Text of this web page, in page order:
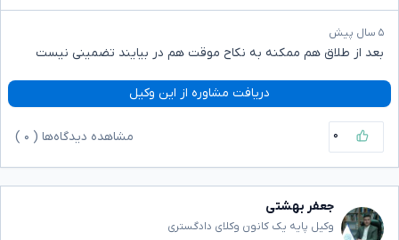
۵ سال پیش
بعد از طلاق هم ممکنه به نکاح موقت هم در بیایند تضمینی نیست
دریافت مشاوره از این وکیل
۰ مشاهده دیدگاه‌ها ( ۰
جعفر بهشتی
وکیل پایه یک کانون وکلای دادگستری